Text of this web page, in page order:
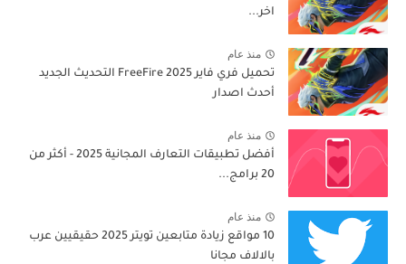
اخر...
منذ عام
تحميل فري فاير 2025 FreeFire التحديث الجديد
أحدث اصدار
منذ عام
أفضل تطبيقات التعارف المجانية 2025 - أكثر من
20 برامج...
منذ عام
10 مواقع زيادة متابعين تويتر 2025 حقيقيين عرب
بالالاف مجانا